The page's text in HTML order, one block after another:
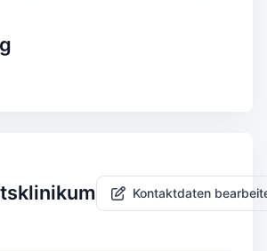
Kontaktdaten